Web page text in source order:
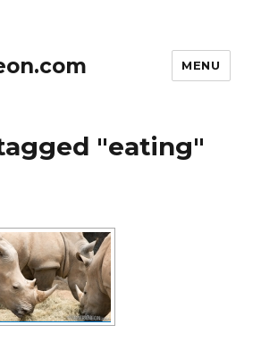
MENU
"eating"